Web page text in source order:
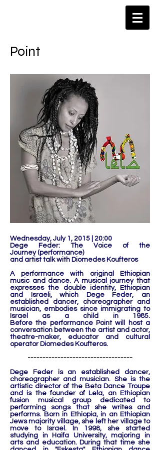
​Point
Wednesday, July 1, 2015 | 20:00
Dege Feder: The Voice of the
Journey (performance)
and artist talk with Diomedes Koufteros
A performance with original Ethiopian
music and dance. A musical journey that
expresses the double identity, Ethiopian
and Israeli, which Dege Feder, an
established dancer, choreographer and
musician, embodies since immigrating to
Israel as a child in 1985.
Before the performance Point will host a
conversation between the artist and actor,
theatre-maker, educator and cultural
operator Diomedes Koufteros.
-----------------------------------
Dege Feder is an established dancer,
choreographer and musician. She is the
artistic director of the Beta Dance Troupe
and is the founder of Lela, an Ethiopian
fusion musical group dedicated to
performing songs that she writes and
performs. Born in Ethiopia, in an Ethiopian
Jews majority village, she left her village to
move to Israel. In 1998, she started
studying in Haifa University, majoring in
arts and education. During that time she